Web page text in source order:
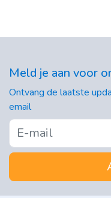
Meld je aan voor
Ontvang de laatste
email